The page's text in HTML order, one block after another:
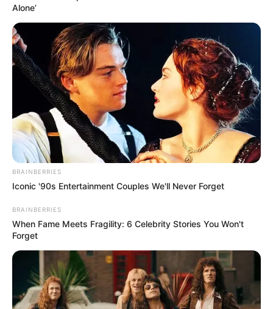
ΔΗΜΟΦΙΛΗ ΑΡΘΡΑ
Alone’
BRAINBERRIES
Iconic '90s Entertainment Couples We'll Never Forget
BRAINBERRIES
When Fame Meets Fragility: 6 Celebrity Stories You Won't
Forget